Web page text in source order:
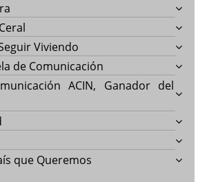
Viviendo
de Comunicación
ACIN, Ganador del
que Queremos